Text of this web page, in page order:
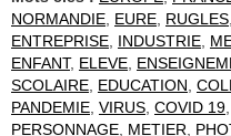
NORMANDIE, EURE, RUGLES,
ENTREPRISE, INDUSTRIE,
ENFANT, ELEVE,
SCOLAIRE, EDUCATION,
PANDEMIE, VIRUS, COVID 19,
PERSONNAGE, METIER,